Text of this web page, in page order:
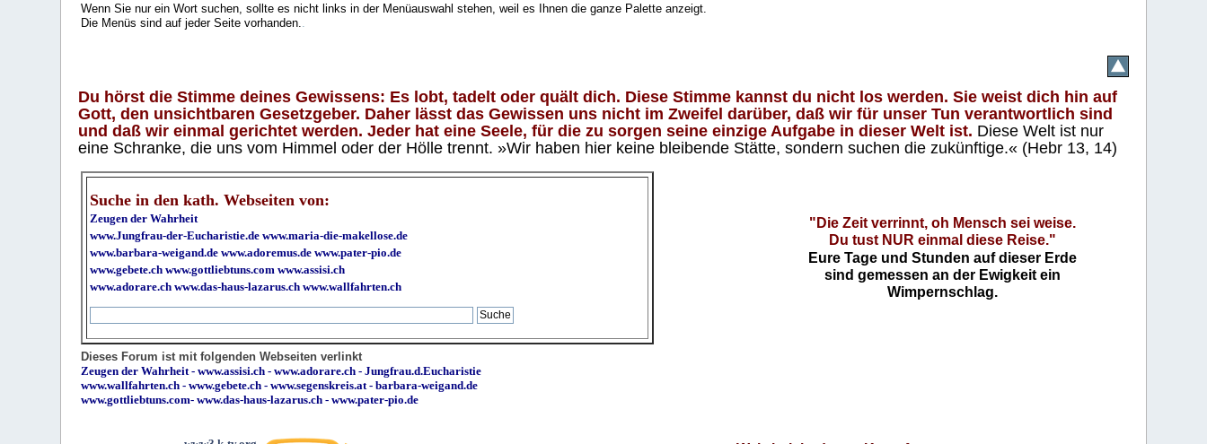
Wenn Sie nur ein Wort suchen, sollte es nicht links in der Menüauswahl stehen, weil es Ihnen die ganze Palette anzeigt.
Die Menüs sind auf jeder Seite vorhanden.
Du hörst die Stimme deines Gewissens: Es lobt, tadelt oder quält dich. Diese Stimme kannst du nicht los werden. Sie weist dich hin auf
Gott, den unsichtbaren Gesetzgeber. Daher lässt das Gewissen uns nicht im Zweifel darüber, daß wir für unser Tun verantwortlich sind
und daß wir einmal gerichtet werden. Jeder hat eine Seele, für die zu sorgen seine einzige Aufgabe in dieser Welt ist. Diese Welt ist nur
eine Schranke, die uns vom Himmel oder der Hölle trennt. »Wir haben hier keine bleibende Stätte, sondern suchen die zukünftige.« (Hebr 13, 14)
Suche in den kath. Webseiten von:
Zeugen der Wahrheit
www.Jungfrau-der-Eucharistie.de www.maria-die-makellose.de
www.barbara-weigand.de www.adoremus.de www.pater-pio.de
www.gebete.ch www.gottliebtuns.com www.assisi.ch
www.adorare.ch www.das-haus-lazarus.ch www.wallfahrten.ch
"Die Zeit verrinnt, oh Mensch sei weise.
Du tust NUR einmal diese Reise."
Eure Tage und Stunden auf dieser Erde
sind gemessen an der Ewigkeit ein
Wimpernschlag.
Dieses Forum ist mit folgenden Webseiten verlinkt
Zeugen der Wahrheit -www.assisi.ch -www.adorare.ch -Jungfrau.d.Eucharistie
www.wallfahrten.ch -www.gebete.ch -www.segenskreis.at -barbara-weigand.de
www.gottliebtuns.com-www.das-haus-lazarus.ch - www.pater-pio.de